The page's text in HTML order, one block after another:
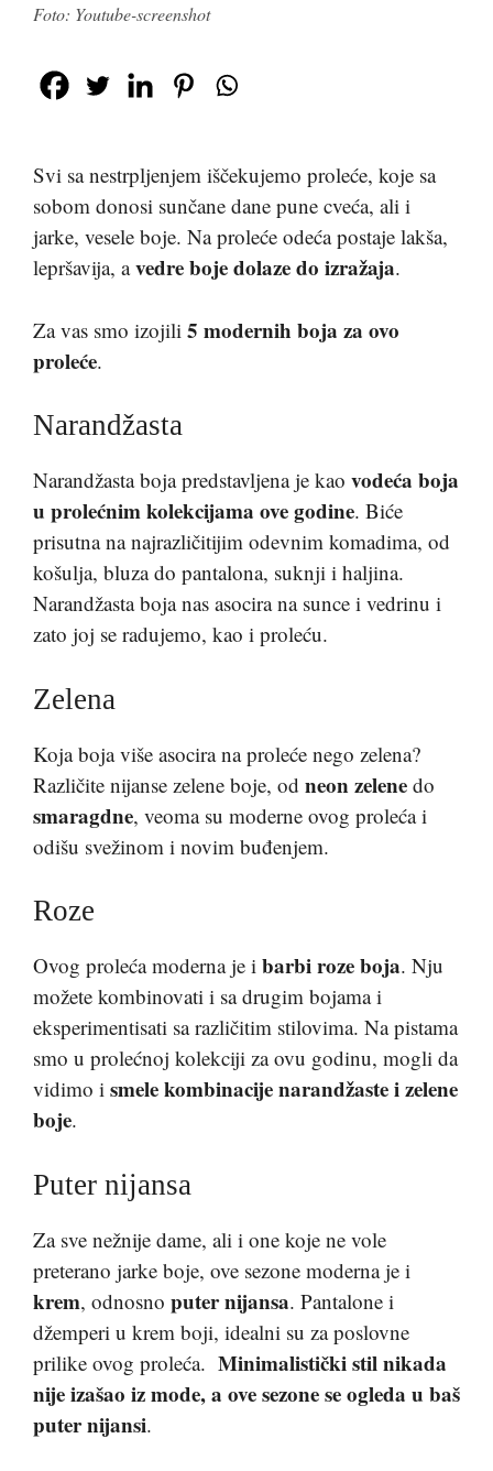
Foto: Youtube-screenshot
Svi sa nestrpljenjem iščekujemo proleće, koje sa
sobom donosi sunčane dane pune cveća, ali i
jarke, vesele boje. Na proleće odeća postaje lakša,
lepršavija, avedre boje dolaze do izražaja.
Za vas smo izojili 5 modernih boja za ovo
proleće.
Narandžasta
Narandžasta boja predstavljena je kao vodeća boja
u prolećnim kolekcijama ove godine. Biće
prisutna na najrazličitijim odevnim komadima, od
košulja, bluza do pantalona, suknji i haljina.
Narandžasta boja nas asocira na sunce i vedrinu i
zato joj se radujemo, kao i proleću.
Zelena
Koja boja više asocira na proleće nego zelena?
Različite nijanse zelene boje, od neon zelene do
smaragdne, veoma su moderne ovog proleća i
odišu svežinom i novim buđenjem.
Roze
Ovog proleća moderna je i barbi roze boja. Nju
možete kombinovati i sa drugim bojama i
eksperimentisati sa različitim stilovima. Na pistama
smo u prolećnoj kolekciji za ovu godinu, mogli da
vidimo i smele kombinacije narandžaste i zelene
boje.
Puter nijansa
Za sve nežnije dame, ali i one koje ne vole
preterano jarke boje, ove sezone moderna je i
krem, odnosno puter nijansa. Pantalone i
džemperi u krem boji, idealni su za poslovne
prilike ovog proleća. Minimalistički stil nikada
nije izašao iz mode, a ove sezone se ogleda u baš
puter nijansi.